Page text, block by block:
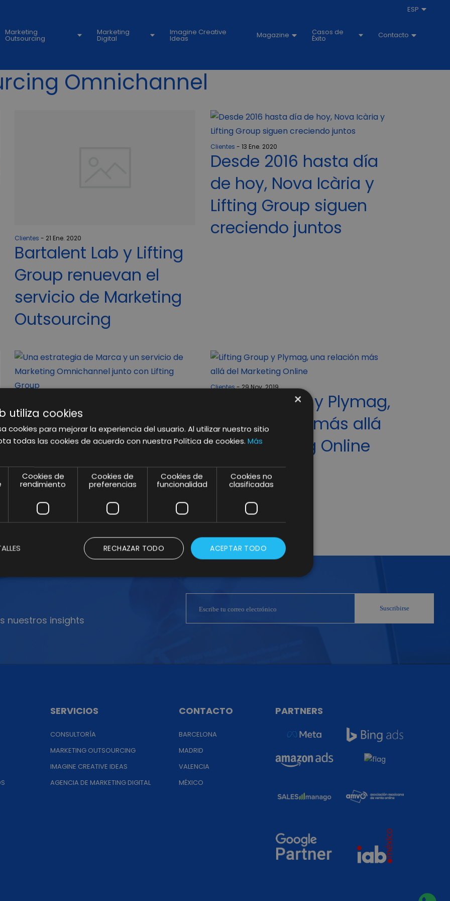
Marketing
Outsourcing
Marketing
Digital
Imagine Creative
Ideas Magazine Casos de
Éxito Contacto
ESP
Omnichannel
Clientes 21 Ene. 2020
Bartalent Lab y Lifting
Group renuevan el
servicio de Marketing
Outsourcing
Clientes 13 Ene. 2020
Desde 2016 hasta día
de hoy, Nova Icària y
Lifting Group siguen
creciendo juntos
Una estrategia de
Marca y un servicio de
Omnichannel junto
con Lifting Group
Clientes 29 Nov. 2019
Lifting Group y Plymag,
una relación más allá
del Marketing Online
nuestros insights
SERVICIOS
CONSULTORÍA
MARKETING OUTSOURCING
IMAGINE CREATIVE IDEAS
AGENCIA DE MARKETING DIGITAL
CONTACTO
BARCELONA
MADRID
VALENCIA
MÉXICO
PARTNERS
×
utiliza cookies
cookies para mejorar la experiencia del usuario. Al utilizar nuestro sitio
todas las cookies de acuerdo con nuestra Política de cookies. Más
Cookies de
rendimiento
Cookies de
preferencias
Cookies de
funcionalidad
Cookies no
clasificadas
ACEPTAR TODO
RECHAZAR TODO